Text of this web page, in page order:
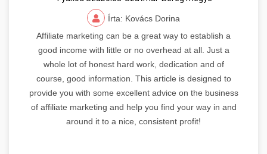
Írta: Kovács Dorina
Affiliate marketing can be a great way to establish a
good income with little or no overhead at all. Just a
whole lot of honest hard work, dedication and of
course, good information. This article is designed to
provide you with some excellent advice on the business
of affiliate marketing and help you find your way in and
around it to a nice, consistent profit!